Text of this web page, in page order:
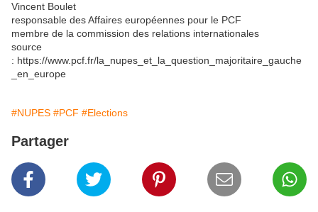
Vincent Boulet
responsable des Affaires européennes pour le PCF
membre de la commission des relations internationales
source
: https://www.pcf.fr/la_nupes_et_la_question_majoritaire_gauche
_en_europe
#NUPES #PCF #Elections
Partager